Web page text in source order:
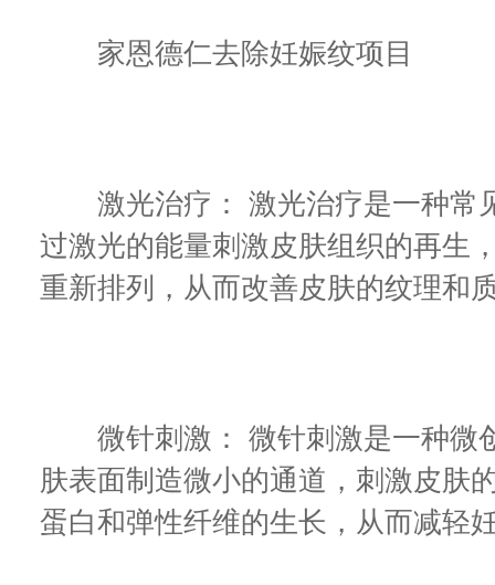
家恩德仁去除妊娠纹项目
激光治疗： 激光治疗是一种常
过激光的能量刺激皮肤组织的再生
重新排列，从而改善皮肤的纹理和
微针刺激： 微针刺激是一种微
肤表面制造微小的通道，刺激皮肤
蛋白和弹性纤维的生长，从而减轻